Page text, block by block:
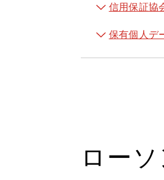
信用保証協
保有個人デ
ロー